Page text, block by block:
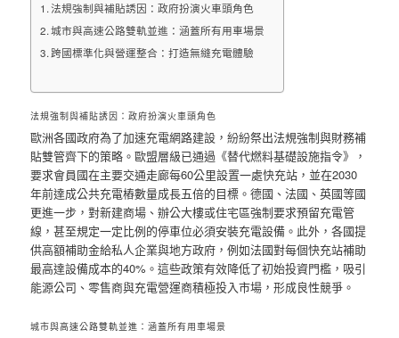
法規強制與補貼誘因：政府扮演火車頭角色
城市與高速公路雙軌並進：涵蓋所有用車場景
跨國標準化與營運整合：打造無縫充電體驗
法規強制與補貼誘因：政府扮演火車頭角色
歐洲各國政府為了加速充電網路建設，紛紛祭出法規強制與財務補
貼雙管齊下的策略。歐盟層級已通過《替代燃料基礎設施指令》，
要求會員國在主要交通走廊每60公里設置一處快充站，並在2030
年前達成公共充電樁數量成長五倍的目標。德國、法國、英國等國
更進一步，對新建商場、辦公大樓或住宅區強制要求預留充電管
線，甚至規定一定比例的停車位必須安裝充電設備。此外，各國提
供高額補助金給私人企業與地方政府，例如法國對每個快充站補助
最高達設備成本的40%。這些政策有效降低了初始投資門檻，吸引
能源公司、零售商與充電營運商積極投入市場，形成良性競爭。
城市與高速公路雙軌並進：涵蓋所有用車場景